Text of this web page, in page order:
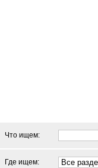
Что ищем:
Где ищем: